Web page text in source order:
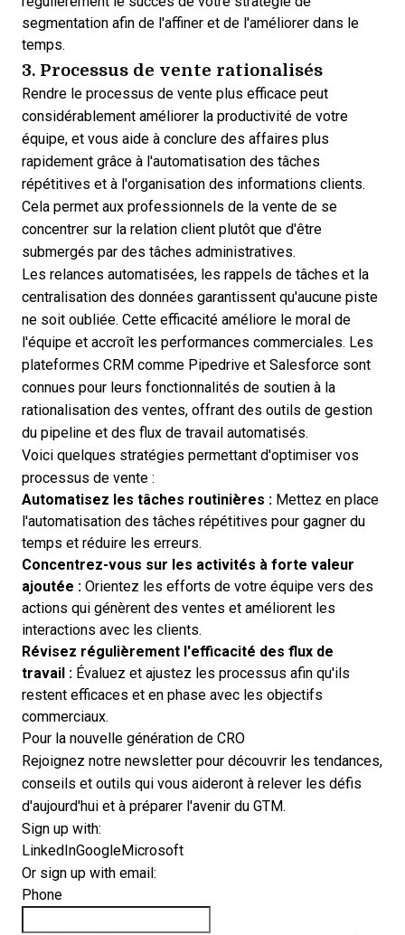
segmentation afin de l'affiner et de l'améliorer dans le
temps.
3. Processus de vente rationalisés
Rendre le processus de vente plus efficace peut
considérablement améliorer la productivité de votre
équipe, et vous aide à conclure des affaires plus
rapidement grâce à l'automatisation des tâches
répétitives et à l'organisation des informations clients.
Cela permet aux professionnels de la vente de se
concentrer sur la relation client plutôt que d'être
submergés par des tâches administratives.
Les relances automatisées, les rappels de tâches et la
centralisation des données garantissent qu'aucune piste
ne soit oubliée. Cette efficacité améliore le moral de
l'équipe et accroît les performances commerciales. Les
plateformes CRM comme Pipedrive et Salesforce sont
connues pour leurs fonctionnalités de soutien à la
rationalisation des ventes, offrant des outils de gestion
du pipeline et des flux de travail automatisés.
Voici quelques stratégies permettant d'optimiser vos
processus de vente :
Automatisez les tâches routinières : Mettez en place
l'automatisation des tâches répétitives pour gagner du
temps et réduire les erreurs.
Concentrez-vous sur les activités à forte valeur
ajoutée : Orientez les efforts de votre équipe vers des
actions qui génèrent des ventes et améliorent les
interactions avec les clients.
Révisez régulièrement l'efficacité des flux de
travail : Évaluez et ajustez les processus afin qu'ils
restent efficaces et en phase avec les objectifs
commerciaux.
Pour la nouvelle génération de CRO
Rejoignez notre newsletter pour découvrir les tendances,
conseils et outils qui vous aideront à relever les défis
d'aujourd'hui et à préparer l'avenir du GTM.
Sign up with:
LinkedInGoogleMicrosoft
Or sign up with email:
Phone